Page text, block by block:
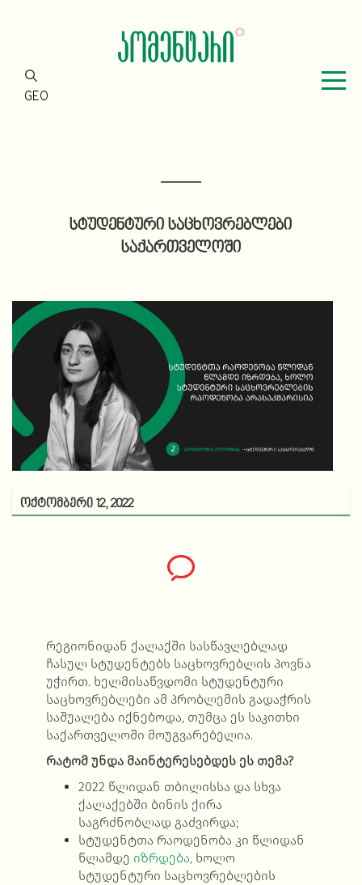
GEO
სტუდენტური საცხოვრებლები
საქართველოში
ოქტომბერი 12, 2022
რეგიონიდან ქალაქში სასწავლებლად
ჩასულ სტუდენტებს საცხოვრებლის პოვნა
უჭირთ. ხელმისაწვდომი სტუდენტური
საცხოვრებლები ამ პრობლემის გადაჭრის
საშუალება იქნებოდა, თუმცა ეს საკითხი
საქართველოში მოუგვარებელია.
რატომ უნდა მაინტერესებდეს ეს თემა?
2022 წლიდან თბილისსა და სხვა
ქალაქებში ბინის ქირა
საგრძნობლად გაძვირდა;
სტუდენტთა რაოდენობა კი წლიდან
წლამდე იზრდება,ხოლო
სტუდენტური საცხოვრებლების